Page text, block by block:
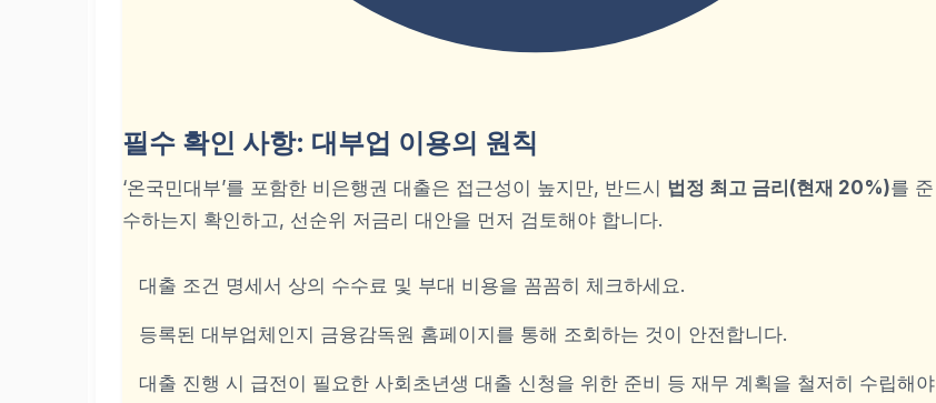
필수 확인 사항: 대부업 이용의 원칙
‘온국민대부’를 포함한 비은행권 대출은 접근성이 높지만, 반드시 법정 최고 금리(현재 20%)를 준
수하는지 확인하고, 선순위 저금리 대안을 먼저 검토해야 합니다.
대출 조건 명세서 상의 수수료 및 부대 비용을 꼼꼼히 체크하세요.
등록된 대부업체인지 금융감독원 홈페이지를 통해 조회하는 것이 안전합니다.
대출 진행 시 급전이 필요한 사회초년생 대출 신청을 위한 준비 등 재무 계획을 철저히 수립해야